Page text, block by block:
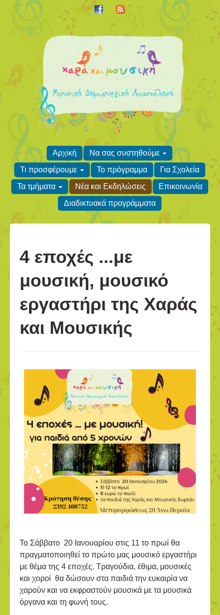
Αρχική
Να σας συστηθούμε
Τι προσφέρουμε
Το πρόγραμμα
Για Σχολεία
Τα τμήματα
Νέα και Εκδηλώσεις
Επικοινωνία
Διαδικτυακά προγράμματα
4 εποχές ...με
μουσική, μουσικό
εργαστήρι της Χαράς
και Μουσικής
Το Σάββατο 20 Ιανουαρίου στις 11 το πρωί θα
πραγματοποιηθεί το πρώτο μας μουσικό εργαστήρι
με θέμα της 4 εποχές. Τραγούδια, έθιμα, μουσικές
και χοροί θα δώσουν στα παιδιά την ευκαιρία να
χαρούν και να εκφραστούν μουσικά με τα μουσικά
όργανα και τη φωνή τους.